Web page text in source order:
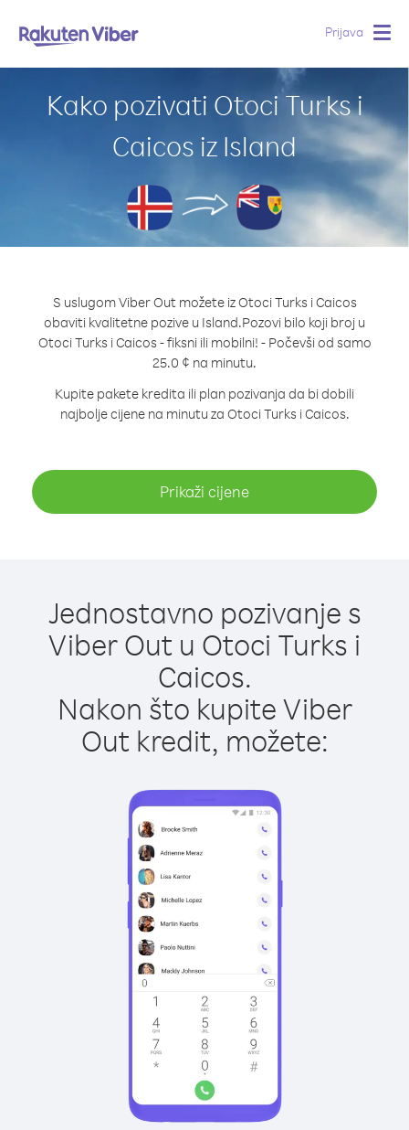
Prijava
Kako pozivati Otoci Turks i
Caicos iz Island
S uslugom Viber Out možete iz Otoci Turks i Caicos
obaviti kvalitetne pozive u Island.Pozovi bilo koji broj u
Otoci Turks i Caicos - fiksni ili mobilni! - Počevši od samo
25.0 ¢ na minutu.
Kupite pakete kredita ili plan pozivanja da bi dobili
najbolje cijene na minutu za Otoci Turks i Caicos.
Prikaži cijene
Jednostavno pozivanje s
Viber Out u Otoci Turks i
Caicos.
Nakon što kupite Viber
Out kredit, možete: